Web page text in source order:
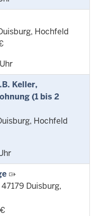
Hochfeld
Keller,
(1 bis 2
Hochfeld
Duisburg,